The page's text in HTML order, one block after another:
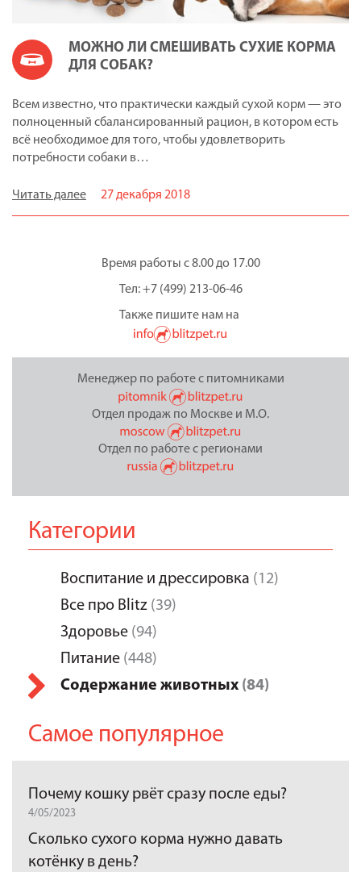
МОЖНО ЛИ СМЕШИВАТЬ СУХИЕ КОРМА
ДЛЯ СОБАК?
Всем известно, что практически каждый сухой корм — это
полноценный сбалансированный рацион, в котором есть
всё необходимое для того, чтобы удовлетворить
потребности собаки в…
Читать далее 27 декабря 2018
Время работы с 8.00 до 17.00
Тел: +7 (499) 213-06-46
Также пишите нам на
Менеджер по работе с питомниками
Отдел продаж по Москве и М.О.
Отдел по работе с регионами
Категории
Воспитание и дрессировка (12)
Все про Blitz (39)
Здоровье (94)
Питание (448)
Содержание животных (84)
Самое популярное
Почему кошку рвёт сразу после еды?
4/05/2023
Сколько сухого корма нужно давать
котёнку в день?